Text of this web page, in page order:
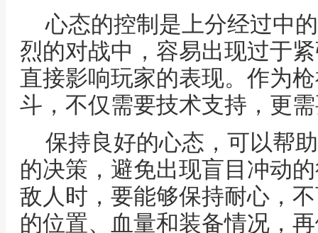
心态的控制是上分经过中
烈的对战中，容易出现过于
直接影响玩家的表现。作为
斗，不仅需要技术支持，更
保持良好的心态，可以帮
的决策，避免出现盲目冲动
敌人时，要能够保持耐心，
的位置、血量和装备情况，